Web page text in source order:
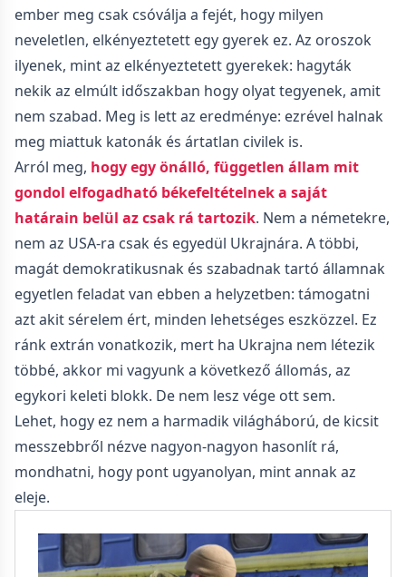
ember meg csak csóválja a fejét, hogy milyen
neveletlen, elkényeztetett egy gyerek ez. Az oroszok
ilyenek, mint az elkényeztetett gyerekek: hagyták
nekik az elmúlt időszakban hogy olyat tegyenek, amit
nem szabad. Meg is lett az eredménye: ezrével halnak
meg miattuk katonák és ártatlan civilek is.
Arról meg, hogy egy önálló, független állam mit
gondol elfogadható békefeltételnek a saját
határain belül az csak rá tartozik. Nem a németekre,
nem az USA-ra csak és egyedül Ukrajnára. A többi,
magát demokratikusnak és szabadnak tartó államnak
egyetlen feladat van ebben a helyzetben: támogatni
azt akit sérelem ért, minden lehetséges eszközzel. Ez
ránk extrán vonatkozik, mert ha Ukrajna nem létezik
többé, akkor mi vagyunk a következő állomás, az
egykori keleti blokk. De nem lesz vége ott sem.
Lehet, hogy ez nem a harmadik világháború, de kicsit
messzebbről nézve nagyon-nagyon hasonlít rá,
mondhatni, hogy pont ugyanolyan, mint annak az
eleje.